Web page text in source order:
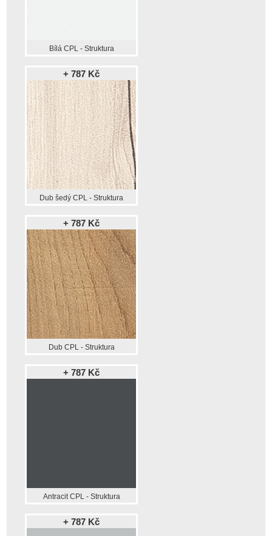
Bílá CPL - Struktura
+ 787 Kč
Dub šedý CPL - Struktura
+ 787 Kč
Dub CPL - Struktura
+ 787 Kč
Antracit CPL - Struktura
+ 787 Kč